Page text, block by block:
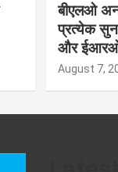
बीएलओ
प्रत्येक
और
August 7,